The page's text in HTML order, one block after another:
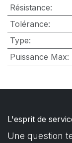
Résistance:
Tolérance:
Type:
Puissance Max:
L'esprit de
Une question